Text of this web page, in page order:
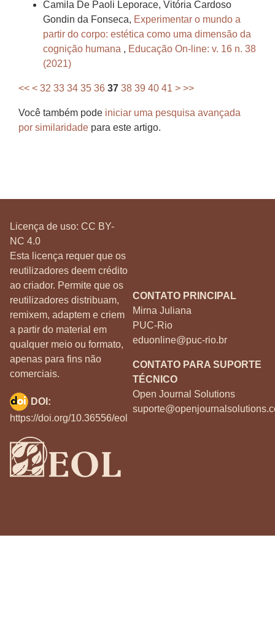
Camila De Paoli Leporace, Vitória Cardoso
Gondin da Fonseca, Experimentar o mundo a
partir do corpo: estética como uma dimensão da
cognição humana , Educação On-line: v. 16 n. 38
(2021)
<< < 32 33 34 35 36 37 38 39 40 41 > >>
Você também pode iniciar uma pesquisa avançada
por similaridade para este artigo.
Licença de uso: CC BY-
NC 4.0
Esta licença requer que os
reutilizadores deem crédito
ao criador. Permite que os
reutilizadores distribuam,
remixem, adaptem e criem
a partir do material em
qualquer meio ou formato,
apenas para fins não
comerciais.
CONTATO PRINCIPAL
Mirna Juliana
PUC-Rio
eduonline@puc-rio.br
CONTATO PARA SUPORTE
TÉCNICO
Open Journal Solutions
DOI:
https://doi.org/10.36556/eol